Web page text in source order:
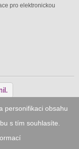
personifikaci obsahu
s tím souhlasíte.
pro elektronickou
vyhrazena.